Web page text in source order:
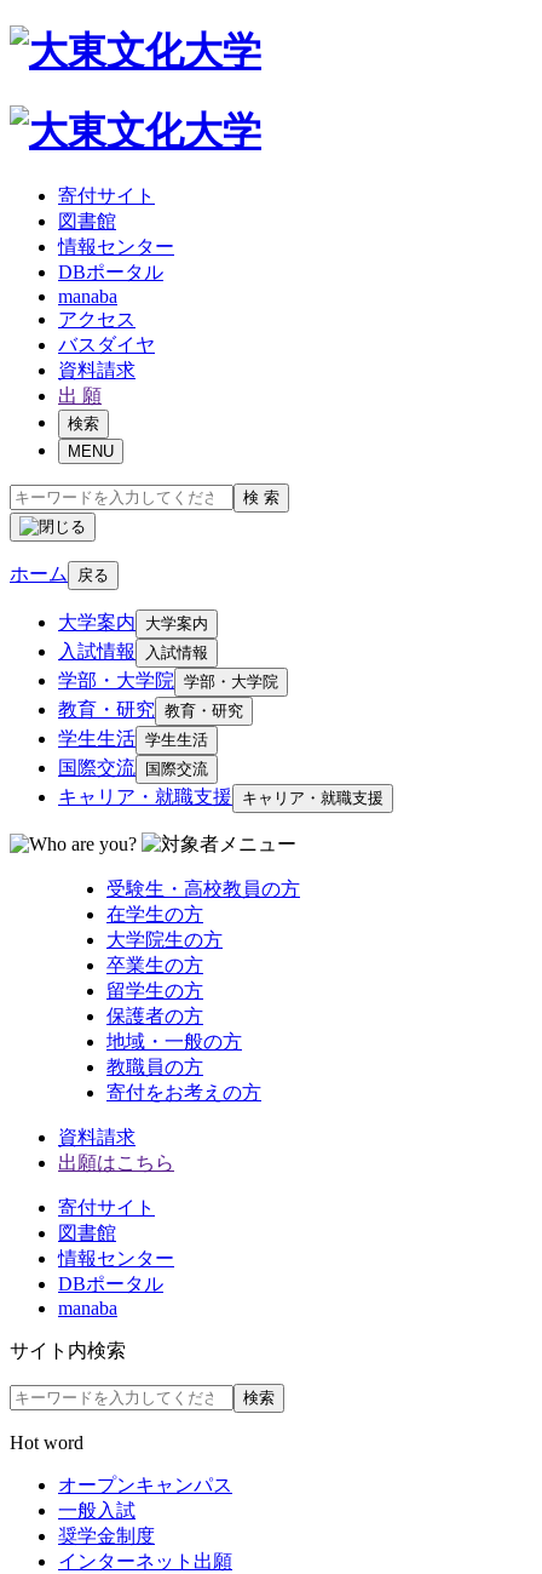
寄付サイト
図書館
情報センター
DBポータル
manaba
アクセス
バスダイヤ
資料請求
出 願
検索
MENU
検 索
ホーム 戻る
大学案内 大学案内
入試情報 入試情報
学部・大学院 学部・大学院
教育・研究 教育・研究
学生生活 学生生活
国際交流 国際交流
キャリア・就職支援 キャリア・就職支援
受験生・高校教員の方
在学生の方
大学院生の方
卒業生の方
留学生の方
保護者の方
地域・一般の方
教職員の方
寄付をお考えの方
資料請求
出願はこちら
寄付サイト
図書館
情報センター
DBポータル
manaba
サイト内検索
検索
Hot word
オープンキャンパス
一般入試
奨学金制度
インターネット出願